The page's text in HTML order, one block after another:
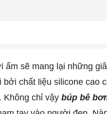
sẽ mang lại những
chất liệu silicone cao
Không chỉ vậy búp bê